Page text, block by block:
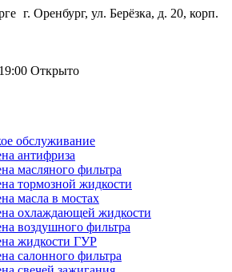
г. Оренбург, ул. Берёзка, д. 20, корп.
Открыто
обслуживание
антифриза
масляного фильтра
тормозной жидкости
масла в мостах
охлаждающей жидкости
воздушного фильтра
жидкости ГУР
салонного фильтра